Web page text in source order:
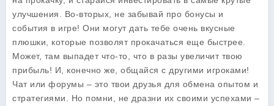
улучшения. Во-вторых, не забывай про бонусы и
события в игре! Они могут дать тебе очень вкусные
плюшки, которые позволят прокачаться еще быстрее.
Может, там выпадет что-то, что в разы увеличит твою
прибыль! И, конечно же, общайся с другими игроками!
Чат или форумы – это твои друзья для обмена опытом и
стратегиями. Но помни, не дразни их своими успехами –